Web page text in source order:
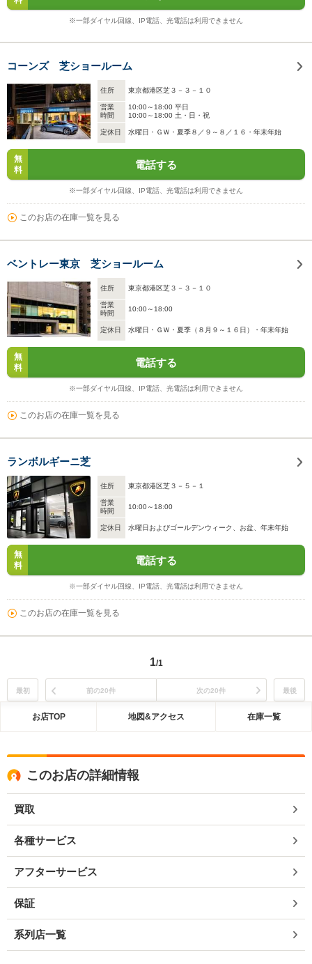
※一部ダイヤル回線、IP電話、光電話は利用できません
コーンズ 芝ショールーム
住所 東京都港区芝３－３－１０
営業
時間
10:00～18:00 平日
10:00～18:00 土・日・祝
定休日 水曜日・ＧＷ・夏季８／９～８／１６・年末年始
無
料
電話する
※一部ダイヤル回線、IP電話、光電話は利用できません
このお店の在庫一覧を見る
ベントレー東京 芝ショールーム
住所 東京都港区芝３－３－１０
営業
時間
10:00～18:00
定休日 水曜日・ＧＷ・夏季（８月９～１６日）・年末年始
無
料
電話する
※一部ダイヤル回線、IP電話、光電話は利用できません
このお店の在庫一覧を見る
ランボルギーニ芝
住所 東京都港区芝３－５－１
営業
時間
10:00～18:00
定休日 水曜日およびゴールデンウィーク、お盆、年末年始
無
料
電話する
※一部ダイヤル回線、IP電話、光電話は利用できません
このお店の在庫一覧を見る
1/1
最初 前の20件 次の20件 最後
お店TOP 地図&アクセス 在庫一覧
このお店の詳細情報
買取
各種サービス
アフターサービス
保証
系列店一覧